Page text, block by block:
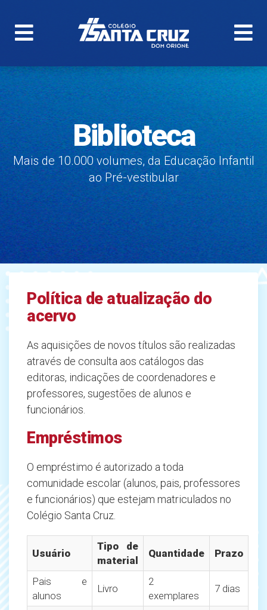
Biblioteca
Mais de 10.000 volumes, da Educação Infantil
ao Pré-vestibular
Política de atualização do
acervo
As aquisições de novos títulos são realizadas
através de consulta aos catálogos das
editoras, indicações de coordenadores e
professores, sugestões de alunos e
funcionários.
Empréstimos
O empréstimo é autorizado a toda
comunidade escolar (alunos, pais, professores
e funcionários) que estejam matriculados no
Colégio Santa Cruz.
Usuário
Tipo de
material
Quantidade Prazo
Pais e
alunos
Livro
2
exemplares
7 dias